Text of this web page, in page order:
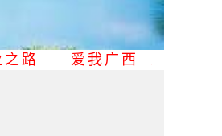
业之路 爱我广西 爱我